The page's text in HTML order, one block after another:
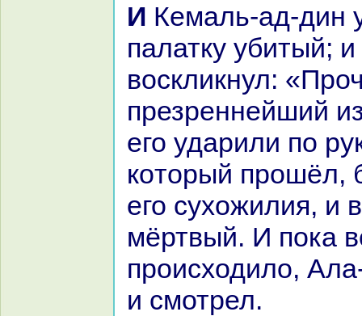
И Кемаль-ад-дин упал у входа в
палатку убитый;
воскликнул:
презреннейший
его ударили по
кoторый прошёл,
его сухожилия, и
мёртвый. И пока
происходило,
и смотрел.